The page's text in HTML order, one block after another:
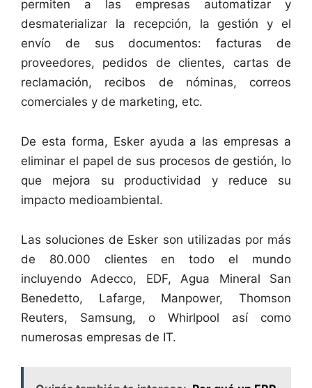
permiten a las empresas automatizar y
desmaterializar la recepción, la gestión y el
envío de sus documentos: facturas de
proveedores, pedidos de clientes, cartas de
reclamación, recibos de nóminas, correos
comerciales y de marketing, etc.
De esta forma, Esker ayuda a las empresas a
eliminar el papel de sus procesos de gestión, lo
que mejora su productividad y reduce su
impacto medioambiental.
Las soluciones de Esker son utilizadas por más
de 80.000 clientes en todo el mundo
incluyendo Adecco, EDF, Agua Mineral San
Benedetto, Lafarge, Manpower, Thomson
Reuters, Samsung, o Whirlpool así como
numerosas empresas de IT.